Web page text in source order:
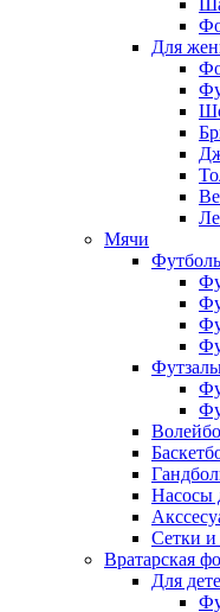
Для
Мячи
Насосы
Сетки и
Вратарская
Для